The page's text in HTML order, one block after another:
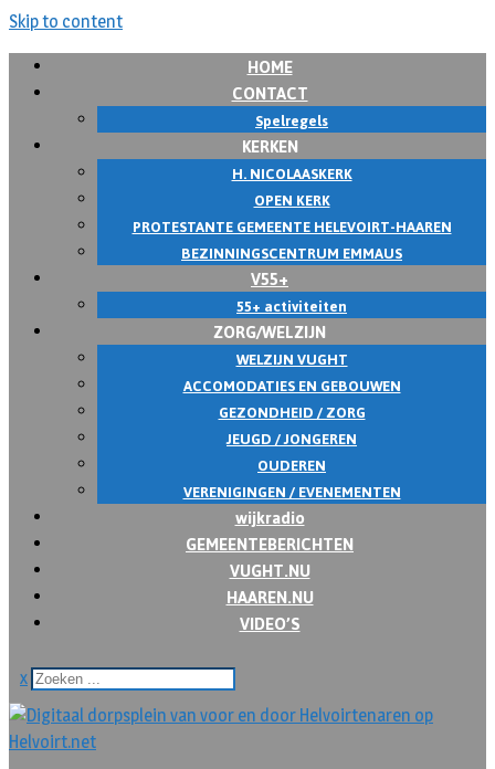
Skip to content
HOME
CONTACT
Spelregels
KERKEN
H. NICOLAASKERK
OPEN KERK
PROTESTANTE GEMEENTE HELEVOIRT-HAAREN
BEZINNINGSCENTRUM EMMAUS
V55+
55+ activiteiten
ZORG/WELZIJN
WELZIJN VUGHT
ACCOMODATIES EN GEBOUWEN
GEZONDHEID / ZORG
JEUGD / JONGEREN
OUDEREN
VERENIGINGEN / EVENEMENTEN
wijkradio
GEMEENTEBERICHTEN
VUGHT.NU
HAAREN.NU
VIDEO’S
x